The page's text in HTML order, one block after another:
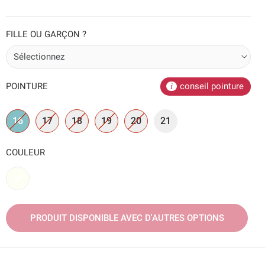
FILLE OU GARÇON ?
POINTURE conseil pointure
16 17 18 19 20 21
COULEUR
PRODUIT DISPONIBLE AVEC D'AUTRES OPTIONS